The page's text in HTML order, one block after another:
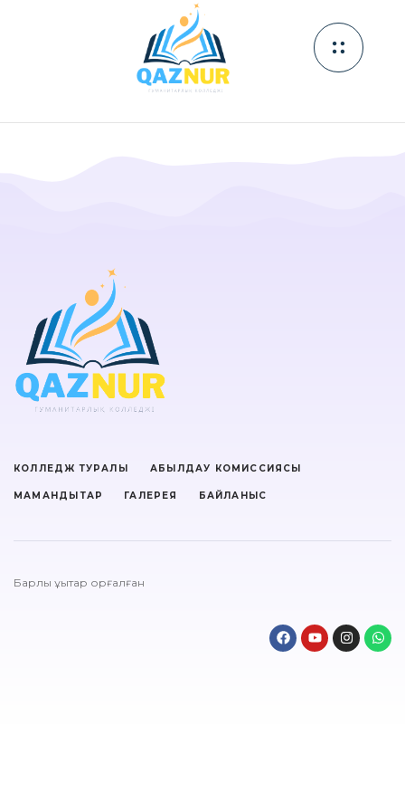
КОЛЛЕДЖ ТУРАЛЫ ҚАБЫЛДАУ КОМИССИЯСЫ
МАМАНДЫҚТАР ГАЛЕРЕЯ БАЙЛАНЫС
Барлық құқықтар қорғалған